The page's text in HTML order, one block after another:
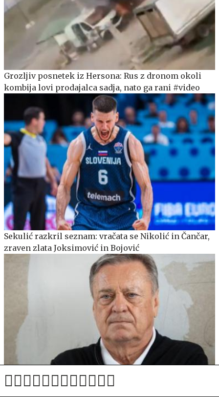
Grozljiv posnetek iz Hersona: Rus z dronom okoli
kombija lovi prodajalca sadja, nato ga rani #video
Sekulić razkril seznam: vračata se Nikolić in Čančar,
zraven zlata Joksimović in Bojović